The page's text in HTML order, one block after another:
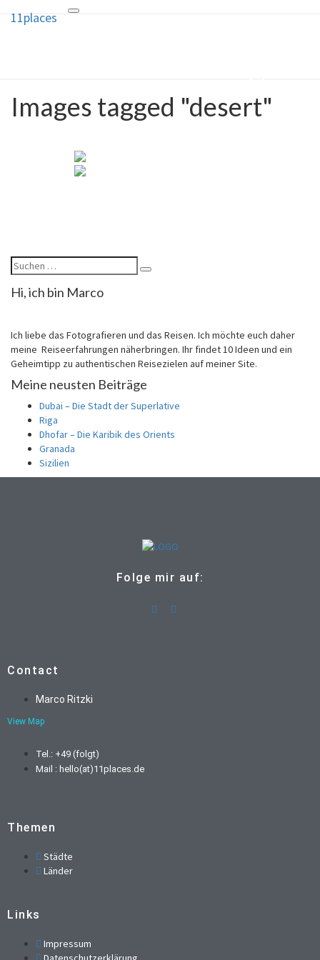
Toggle
11places
11places
deine nächste Reise
Images tagged "desert"
Hi, ich bin Marco
Ich liebe das Fotografieren und das Reisen. Ich möchte euch daher
meine Reiseerfahrungen näherbringen. Ihr findet 10 Ideen und ein
Geheimtipp zu authentischen Reisezielen auf meiner Site.
Meine neusten Beiträge
Dubai – Die Stadt der Superlative
Riga
Dhofar – Die Karibik des Orients
Granada
Sizilien
Folge mir auf:
Contact
Marco Ritzki
View Map
Tel.: +49 (folgt)
Mail : hello(at)11places.de
Themen
Städte
Länder
Links
Impressum